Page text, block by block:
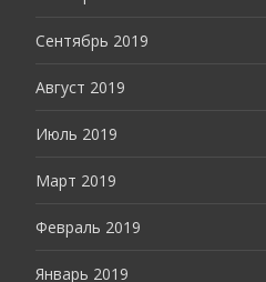
Сентябрь 2019
Август 2019
Июль 2019
Март 2019
Февраль 2019
Январь 2019